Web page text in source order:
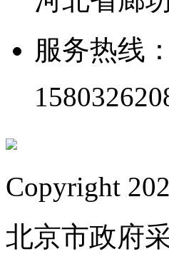
服务热线
Copyright
北京市政府